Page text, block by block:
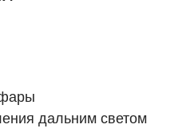
дальним светом